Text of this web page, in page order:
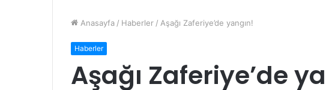
Anasayfa / Haberler / Aşağı Zaferiye’de yangın!
Haberler
Aşağı Zaferiye’de